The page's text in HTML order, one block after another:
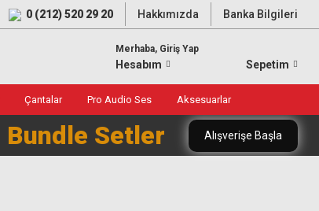
0 (212) 520 29 20 Hakkımızda Banka Bilgileri
Merhaba, Giriş Yap
Hesabım Sepetim
Çantalar Pro Audio Ses Aksesuarlar
Bundle Setler Alışverişe Başla